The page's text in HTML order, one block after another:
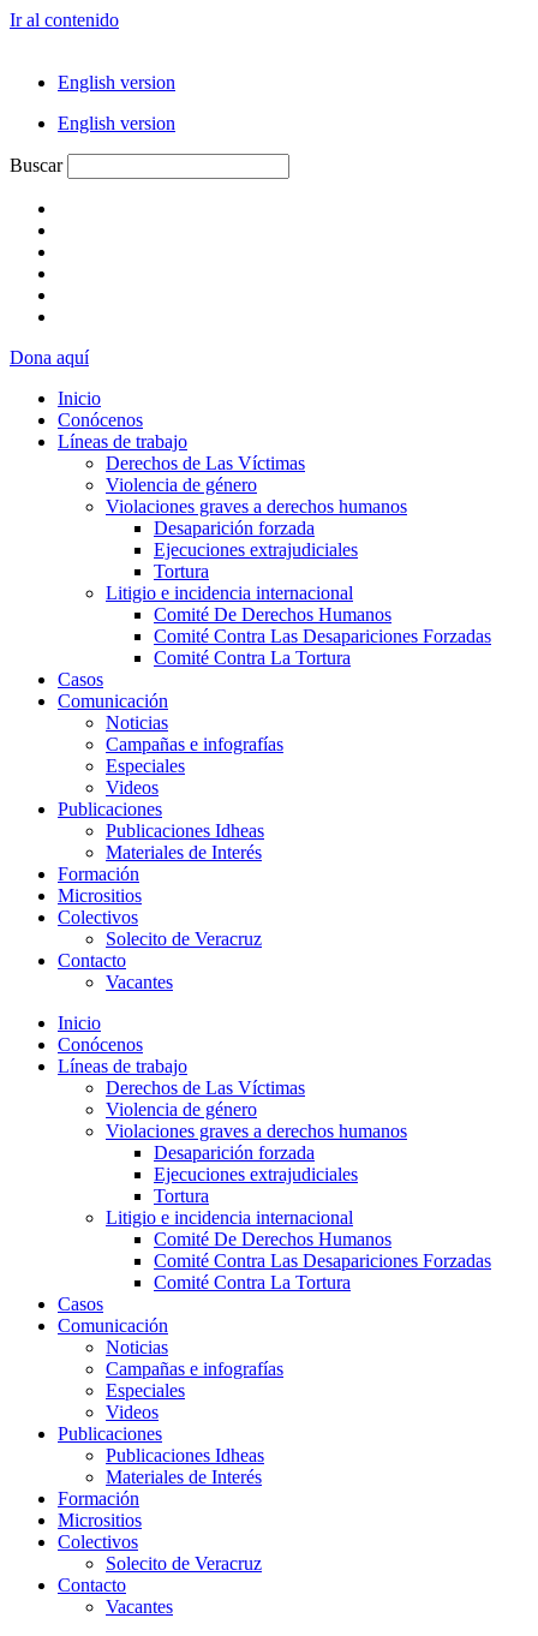
Ir al contenido
English version
English version
Buscar
Dona aquí
Inicio
Conócenos
Líneas de trabajo
Derechos de Las Víctimas
Violencia de género
Violaciones graves a derechos humanos
Desaparición forzada​
Ejecuciones extrajudiciales
Tortura
Litigio e incidencia internacional
Comité De Derechos Humanos​
Comité Contra Las Desapariciones Forzadas
Comité Contra La Tortura​
Casos
Comunicación
Noticias
Campañas e infografías
Especiales
Videos
Publicaciones
Publicaciones Idheas
Materiales de Interés
Formación
Micrositios
Colectivos
Solecito de Veracruz
Contacto
Vacantes
Inicio
Conócenos
Líneas de trabajo
Derechos de Las Víctimas
Violencia de género
Violaciones graves a derechos humanos
Desaparición forzada​
Ejecuciones extrajudiciales
Tortura
Litigio e incidencia internacional
Comité De Derechos Humanos​
Comité Contra Las Desapariciones Forzadas
Comité Contra La Tortura​
Casos
Comunicación
Noticias
Campañas e infografías
Especiales
Videos
Publicaciones
Publicaciones Idheas
Materiales de Interés
Formación
Micrositios
Colectivos
Solecito de Veracruz
Contacto
Vacantes